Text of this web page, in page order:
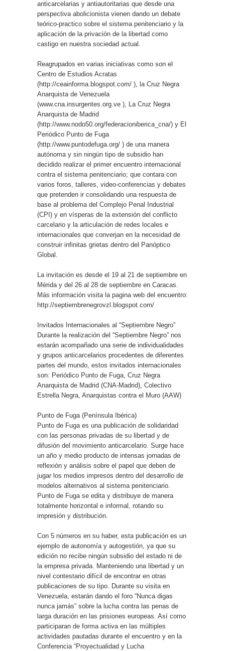
anticarcelarias y antiautoritarias que desde una
perspectiva abolicionista vienen dando un debate
teórico-practico sobre el sistema penitenciario y la
aplicación de la privación de la libertad como
castigo en nuestra sociedad actual.
Reagrupados en varias iniciativas como son el
Centro de Estudios Acratas
(http://ceainforma.blogspot.com/ ), la Cruz Negra
Anarquista de Venezuela
(www.cna.insurgentes.org.ve ), La Cruz Negra
Anarquista de Madrid
(http://www.nodo50.org/federacioniberica_cna/) y El
Periódico Punto de Fuga
(http://www.puntodefuga.org/ ) de una manera
autónoma y sin ningún tipo de subsidio han
decidido realizar el primer encuentro internacional
contra el sistema penitenciario; que contara con
varios foros, talleres, video-conferencias y debates
que pretenden ir consolidando una respuesta de
base al problema del Complejo Penal Industrial
(CPI) y en vísperas de la extensión del conflicto
carcelario y la articulación de redes locales e
internacionales que converjan en la necesidad de
construir infinitas grietas dentro del Panóptico
Global.
La invitación es desde el 19 al 21 de septiembre en
Mérida y del 26 al 28 de septiembre en Caracas.
Más información visita la pagina web del encuentro:
http://septiembrenegrovzl.blogspot.com/
Invitados Internacionales al “Septiembre Negro”
Durante la realización del “Septiembre Negro” nos
estarán acompañado una serie de individualidades
y grupos anticarcelarios procedentes de diferentes
partes del mundo, estos invitados internacionales
son: Periódico Punto de Fuga, Cruz Negra
Anarquista de Madrid (CNA-Madrid), Colectivo
Estrella Negra, Anarquistas contra el Muro (AAW)
Punto de Fuga (Península Ibérica)
Punto de Fuga es una publicación de solidaridad
con las personas privadas de su libertad y de
difusión del movimiento anticarcelario. Surge hace
un año y medio producto de intensas jornadas de
reflexión y análisis sobre el papel que deben de
jugar los medios impresos dentro del desarrollo de
modelos alternativos al sistema penitenciario.
Punto de Fuga se edita y distribuye de manera
totalmente horizontal e informal, rotando su
impresión y distribución.
Con 5 números en su haber, esta publicación es un
ejemplo de autonomía y autogestión, ya que su
edición no recibe ningún subsidio del estado ni de
la empresa privada. Manteniendo una libertad y un
nivel contestario difícil de encontrar en otras
publicaciones de su tipo. Durante su visita en
Venezuela, estarán dando el foro “Nunca digas
nunca jamás” sobre la lucha contra las penas de
larga duración en las prisiones europeas. Así como
participaran de forma activa en las múltiples
actividades pautadas durante el encuentro y en la
Conferencia “Proyectualidad y Lucha